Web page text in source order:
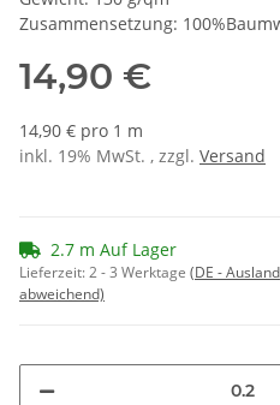
Zusammensetzung:
14,90 €
14,90 € pro 1 m
inkl. 19% MwSt. , zzgl. Versand
2.7 m Auf Lager
Lieferzeit:2 - 3 Werktage (DE - Ausland
abweichend)